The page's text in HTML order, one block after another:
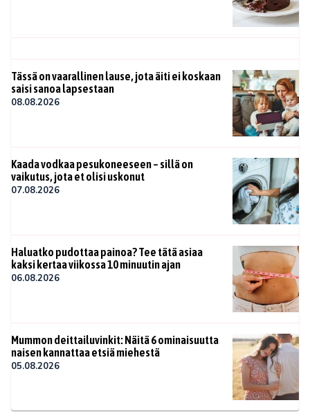
Tässä on vaarallinen lause, jota äiti ei koskaan
saisi sanoa lapsestaan
08.08.2026
Kaada vodkaa pesukoneeseen – sillä on
vaikutus, jota et olisi uskonut
07.08.2026
Haluatko pudottaa painoa? Tee tätä asiaa
kaksi kertaa viikossa 10 minuutin ajan
06.08.2026
Mummon deittailuvinkit: Näitä 6 ominaisuutta
naisen kannattaa etsiä miehestä
05.08.2026